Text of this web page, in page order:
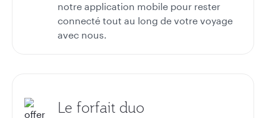
notre application mobile pour rester
connecté tout au long de votre voyage
avec nous.
Le forfait duo